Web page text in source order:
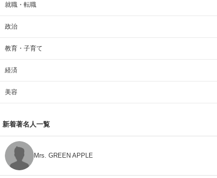
就職・転職
政治
教育・子育て
経済
美容
新着著名人一覧
Mrs. GREEN APPLE